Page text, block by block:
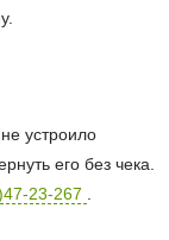
устроило
его без чека.
23-267